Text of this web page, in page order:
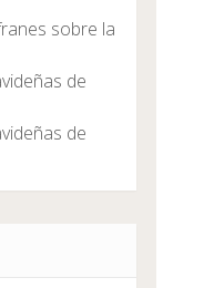
sobre la
de
de